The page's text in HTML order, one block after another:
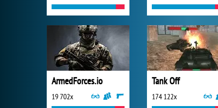
ArmedForces.io
19 702x
Tank Off
174 122x